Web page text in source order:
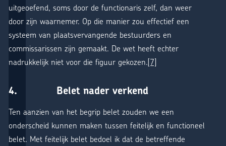
uitgeoefend, soms door de functionaris zelf, dan weer
door zijn waarnemer. Op die manier zou effectief een
systeem van plaatsvervangende bestuurders en
commissarissen zijn gemaakt. De wet heeft echter
nadrukkelijk niet voor die figuur gekozen.[7]
4. Belet nader verkend
Ten aanzien van het begrip belet zouden we een
onderscheid kunnen maken tussen feitelijk en functioneel
belet. Met feitelijk belet bedoel ik dat de betreffende